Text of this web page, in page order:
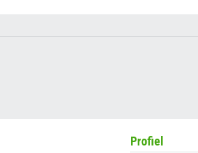
Profiel